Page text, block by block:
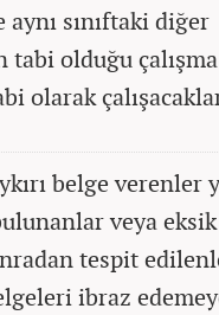
sınıftaki diğer
tabi olduğu
olarak
belge verenler
veya
tespit
ibraz